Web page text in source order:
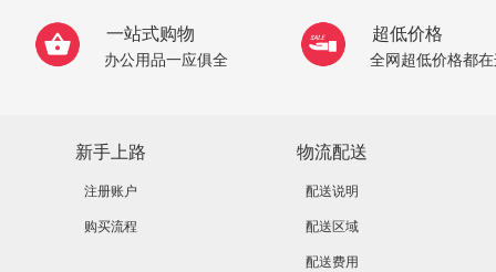
一站式购物
办公用品一应俱全
超低价格
全网超低价格都
新手上路
注册账户
购买流程
物流配送
配送说明
配送区域
配送费用